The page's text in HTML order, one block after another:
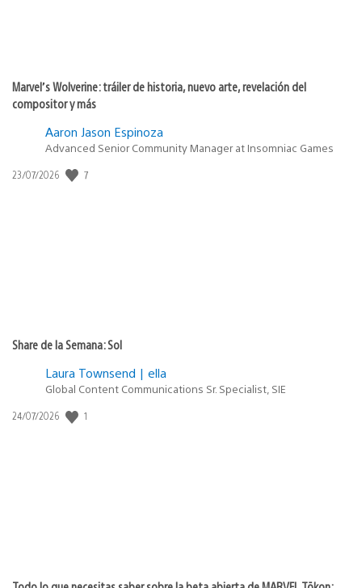
Marvel’s Wolverine: tráiler de historia, nuevo arte, revelación del
compositor y más
Aaron Jason Espinoza
Advanced Senior Community Manager at Insomniac Games
Fecha
23/07/2026 7
Share de la Semana: Sol
Laura Townsend | ella
Global Content Communications Sr. Specialist, SIE
Fecha
24/07/2026 1